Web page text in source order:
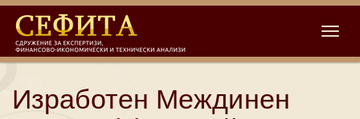
Изработен Междинен